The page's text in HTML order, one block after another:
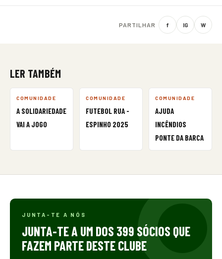
PARTILHAR f IG W
LER TAMBÉM
COMUNIDADE
A SOLIDARIEDADE
VAI A JOGO
COMUNIDADE
FUTEBOL RUA -
ESPINHO 2025
COMUNIDADE
AJUDA
INCÊNDIOS
PONTE DA BARCA
JUNTA-TE A NÓS
JUNTA-TE A UM DOS 399 SÓCIOS QUE
FAZEM PARTE DESTE CLUBE